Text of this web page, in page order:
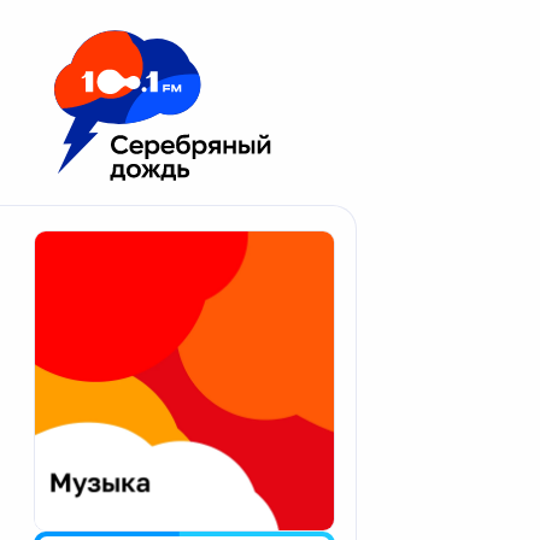
Москва 100.1 FM
Апатиты
Екатеринбург
Калининград
Калуга